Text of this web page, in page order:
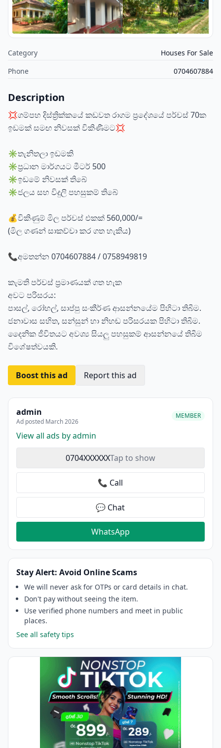
Category
Houses For Sale
Phone
0704607884
Description
💢ගම්පහ දිස්ත්‍රික්කයේ කඩවත රාගම ප්‍රදේශයේ පර්චස් 70ක
ඉඩමක් සමඟ නිවසක් විකිණීමට💢
✳️තැනිතලා ඉඩමකි
✳️ප්‍රධාන මාර්ගයට මීටර් 500
✳️ඉඩමේ නිවසක් තිබේ
✳️ජලය සහ විදුලි පහසුකම් තිබේ
💰විකිණුම් මිල පර්චස් එකක් 560,000/=
(මිල ගණන් සාකච්චා කර ගත හැකිය)
📞අමතන්න 0704607884 / 0758949819
කැමති පර්චස් ප්‍රමාණයක් ගත හැක
අවට පරිසරය:
පාසල්, රෝහල්, සාප්පු සංකීර්ණ ආසන්නයේම පිහිටා තිබීම.
ජනාවාස සහිත, සන්සුන් හා නිහඬ පරිසරයක පිහිටා තිබීම.
දෛනික ජීවිතයට අවශ්‍ය සියලු පහසුකම් ආසන්නයේ තිබීම
විශේෂත්වයකි.
Boost this ad Report this ad
admin
Ad posted March 2026
MEMBER
View all ads by admin
0704XXXXXXTap to show
📞 Call
💬 Chat
WhatsApp
Stay Alert: Avoid Online Scams
We will never ask for OTPs or card details in chat.
Don't pay without seeing the item.
Use verified phone numbers and meet in public
places.
See all safety tips